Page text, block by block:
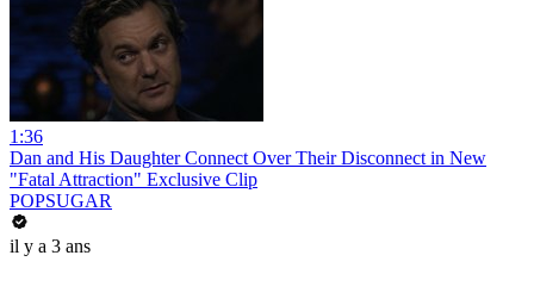
1:36
Dan and His Daughter Connect Over Their Disconnect in New
"Fatal Attraction" Exclusive Clip
POPSUGAR
il y a 3 ans